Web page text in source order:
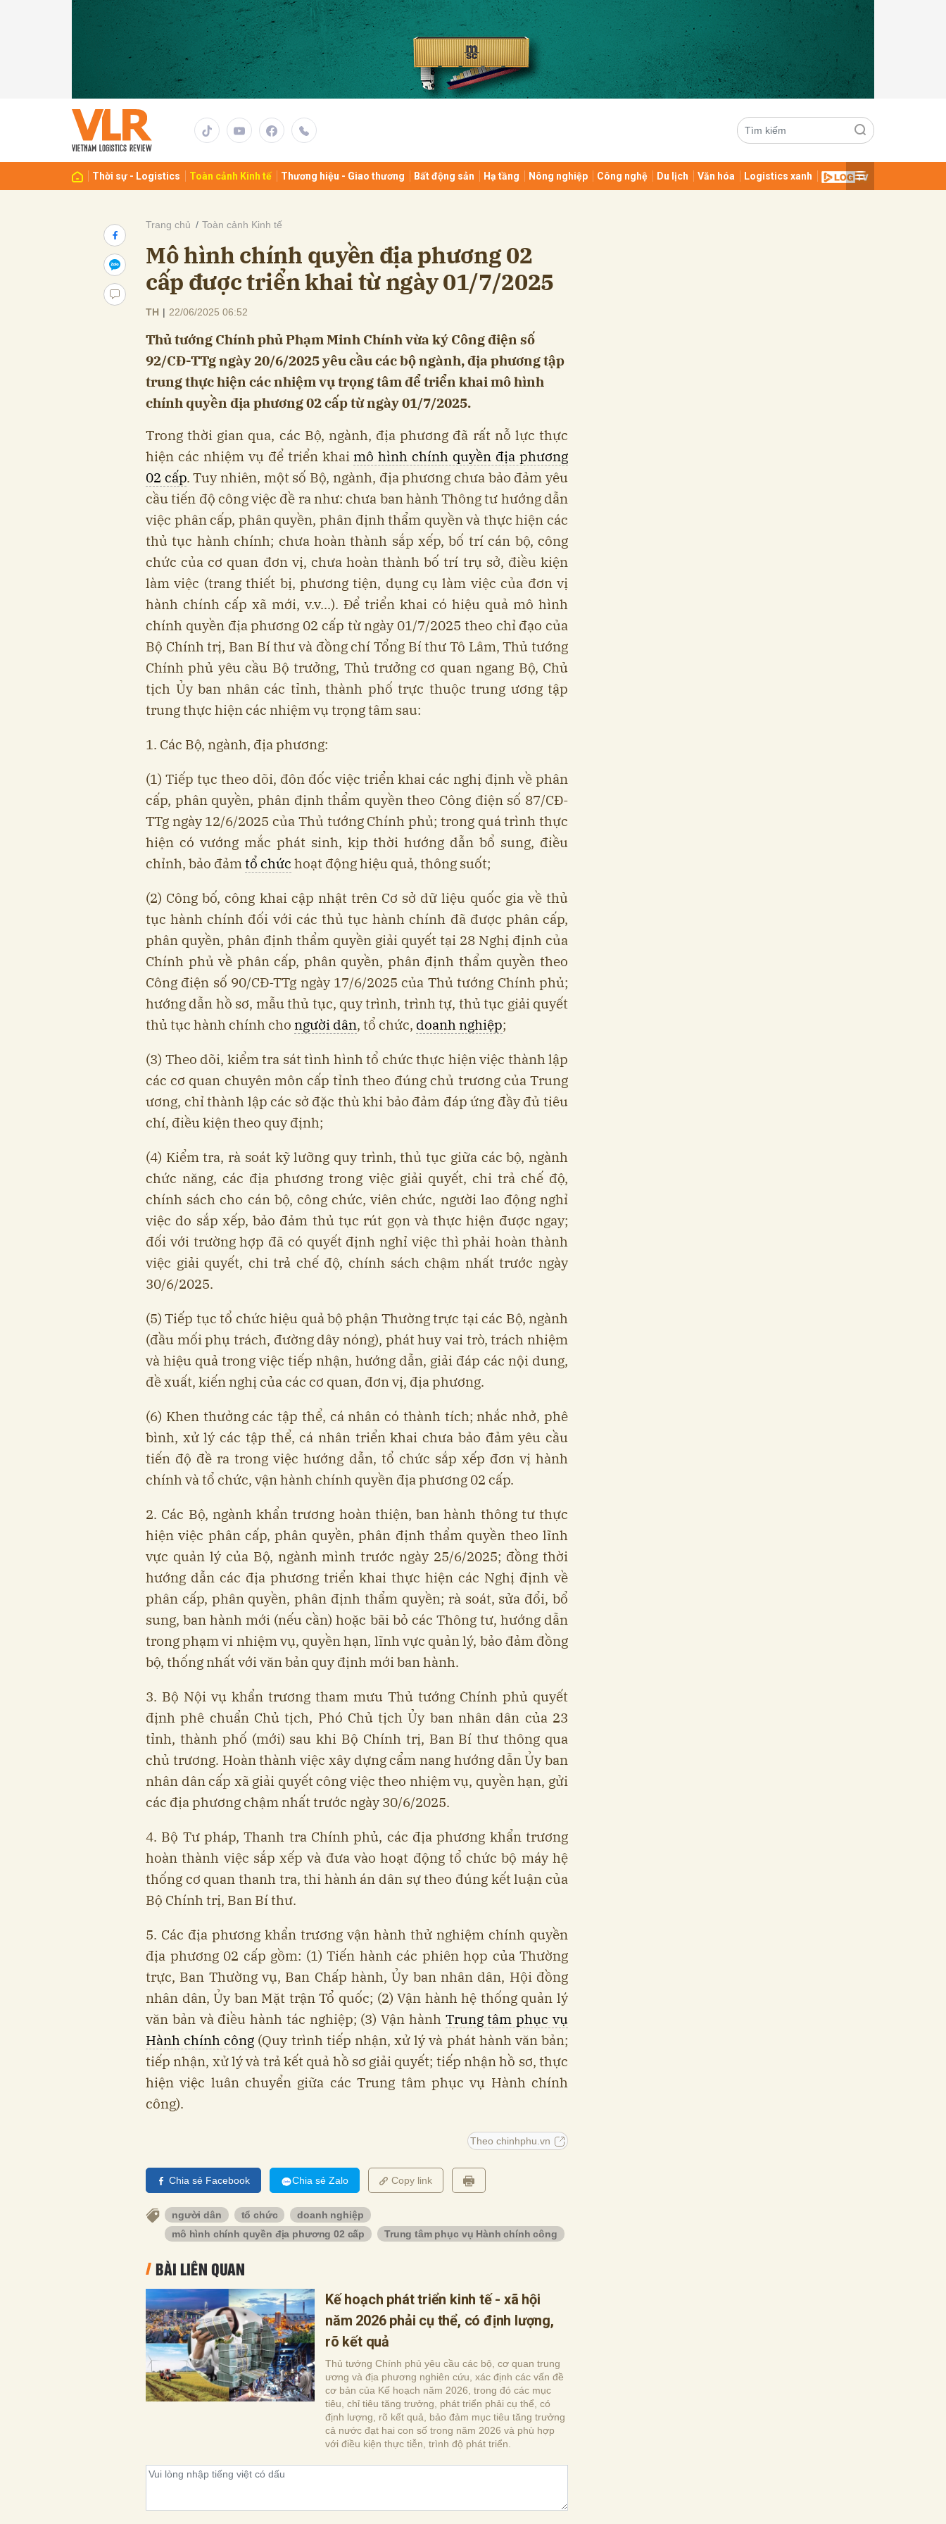
Thời sự - Logistics Toàn cảnh Kinh tế Thương hiệu - Giao thương Bất động sản Hạ tầng Nông nghiệp Công nghệ Du lịch Văn hóa Logistics xanh
Trang chủ Toàn cảnh Kinh tế
Mô hình chính quyền địa phương 02
cấp được triển khai từ ngày 01/7/2025
TH | 22/06/2025 06:52
Thủ tướng Chính phủ Phạm Minh Chính vừa ký Công điện số
92/CĐ-TTg ngày 20/6/2025 yêu cầu các bộ ngành, địa phương tập
trung thực hiện các nhiệm vụ trọng tâm để triển khai mô hình
chính quyền địa phương 02 cấp từ ngày 01/7/2025.
Trong thời gian qua, các Bộ, ngành, địa phương đã rất nỗ lực thực
hiện các nhiệm vụ để triển khai mô hình chính quyền địa phương
02 cấp. Tuy nhiên, một số Bộ, ngành, địa phương chưa bảo đảm yêu
cầu tiến độ công việc đề ra như: chưa ban hành Thông tư hướng dẫn
việc phân cấp, phân quyền, phân định thẩm quyền và thực hiện các
thủ tục hành chính; chưa hoàn thành sắp xếp, bố trí cán bộ, công
chức của cơ quan đơn vị, chưa hoàn thành bố trí trụ sở, điều kiện
làm việc (trang thiết bị, phương tiện, dụng cụ làm việc của đơn vị
hành chính cấp xã mới, v.v...). Để triển khai có hiệu quả mô hình
chính quyền địa phương 02 cấp từ ngày 01/7/2025 theo chỉ đạo của
Bộ Chính trị, Ban Bí thư và đồng chí Tổng Bí thư Tô Lâm, Thủ tướng
Chính phủ yêu cầu Bộ trưởng, Thủ trưởng cơ quan ngang Bộ, Chủ
tịch Ủy ban nhân các tỉnh, thành phố trực thuộc trung ương tập
trung thực hiện các nhiệm vụ trọng tâm sau:
1. Các Bộ, ngành, địa phương:
(1) Tiếp tục theo dõi, đôn đốc việc triển khai các nghị định về phân
cấp, phân quyền, phân định thẩm quyền theo Công điện số 87/CĐ-
TTg ngày 12/6/2025 của Thủ tướng Chính phủ; trong quá trình thực
hiện có vướng mắc phát sinh, kịp thời hướng dẫn bổ sung, điều
chỉnh, bảo đảmtổ chức hoạt động hiệu quả, thông suốt;
(2) Công bố, công khai cập nhật trên Cơ sở dữ liệu quốc gia về thủ
tục hành chính đối với các thủ tục hành chính đã được phân cấp,
phân quyền, phân định thẩm quyền giải quyết tại 28 Nghị định của
Chính phủ về phân cấp, phân quyền, phân định thẩm quyền theo
Công điện số 90/CĐ-TTg ngày 17/6/2025 của Thủ tướng Chính phủ;
hướng dẫn hồ sơ, mẫu thủ tục, quy trình, trình tự, thủ tục giải quyết
thủ tục hành chính cho người dân, tổ chức, doanh nghiệp;
(3) Theo dõi, kiểm tra sát tình hình tổ chức thực hiện việc thành lập
các cơ quan chuyên môn cấp tỉnh theo đúng chủ trương của Trung
ương, chỉ thành lập các sở đặc thù khi bảo đảm đáp ứng đầy đủ tiêu
chí, điều kiện theo quy định;
(4) Kiểm tra, rà soát kỹ lưỡng quy trình, thủ tục giữa các bộ, ngành
chức năng, các địa phương trong việc giải quyết, chi trả chế độ,
chính sách cho cán bộ, công chức, viên chức, người lao động nghỉ
việc do sắp xếp, bảo đảm thủ tục rút gọn và thực hiện được ngay;
đối với trường hợp đã có quyết định nghỉ việc thì phải hoàn thành
việc giải quyết, chi trả chế độ, chính sách chậm nhất trước ngày
30/6/2025.
(5) Tiếp tục tổ chức hiệu quả bộ phận Thường trực tại các Bộ, ngành
(đầu mối phụ trách, đường dây nóng), phát huy vai trò, trách nhiệm
và hiệu quả trong việc tiếp nhận, hướng dẫn, giải đáp các nội dung,
đề xuất, kiến nghị của các cơ quan, đơn vị, địa phương.
(6) Khen thưởng các tập thể, cá nhân có thành tích; nhắc nhở, phê
bình, xử lý các tập thể, cá nhân triển khai chưa bảo đảm yêu cầu
tiến độ đề ra trong việc hướng dẫn, tổ chức sắp xếp đơn vị hành
chính và tổ chức, vận hành chính quyền địa phương 02 cấp.
2. Các Bộ, ngành khẩn trương hoàn thiện, ban hành thông tư thực
hiện việc phân cấp, phân quyền, phân định thẩm quyền theo lĩnh
vực quản lý của Bộ, ngành mình trước ngày 25/6/2025; đồng thời
hướng dẫn các địa phương triển khai thực hiện các Nghị định về
phân cấp, phân quyền, phân định thẩm quyền; rà soát, sửa đổi, bổ
sung, ban hành mới (nếu cần) hoặc bãi bỏ các Thông tư, hướng dẫn
trong phạm vi nhiệm vụ, quyền hạn, lĩnh vực quản lý, bảo đảm đồng
bộ, thống nhất với văn bản quy định mới ban hành.
3. Bộ Nội vụ khẩn trương tham mưu Thủ tướng Chính phủ quyết
định phê chuẩn Chủ tịch, Phó Chủ tịch Ủy ban nhân dân của 23
tỉnh, thành phố (mới) sau khi Bộ Chính trị, Ban Bí thư thông qua
chủ trương. Hoàn thành việc xây dựng cẩm nang hướng dẫn Ủy ban
nhân dân cấp xã giải quyết công việc theo nhiệm vụ, quyền hạn, gửi
các địa phương chậm nhất trước ngày 30/6/2025.
4. Bộ Tư pháp, Thanh tra Chính phủ, các địa phương khẩn trương
hoàn thành việc sắp xếp và đưa vào hoạt động tổ chức bộ máy hệ
thống cơ quan thanh tra, thi hành án dân sự theo đúng kết luận của
Bộ Chính trị, Ban Bí thư.
5. Các địa phương khẩn trương vận hành thử nghiệm chính quyền
địa phương 02 cấp gồm: (1) Tiến hành các phiên họp của Thường
trực, Ban Thường vụ, Ban Chấp hành, Ủy ban nhân dân, Hội đồng
nhân dân, Ủy ban Mặt trận Tổ quốc; (2) Vận hành hệ thống quản lý
văn bản và điều hành tác nghiệp; (3) Vận hành Trung tâm phục vụ
Hành chính công (Quy trình tiếp nhận, xử lý và phát hành văn bản;
tiếp nhận, xử lý và trả kết quả hồ sơ giải quyết; tiếp nhận hồ sơ, thực
hiện việc luân chuyển giữa các Trung tâm phục vụ Hành chính
công).
Theo chinhphu.vn
Chia sẻ Facebook Chia sẻ Zalo Copy link
người dân tổ chức
doanh nghiệp
mô hình chính quyền địa phương 02 cấp
Trung tâm phục vụ Hành chính công
BÀI LIÊN QUAN
Kế hoạch phát triển kinh tế - xã hội
năm 2026 phải cụ thể, có định lượng,
rõ kết quả
Thủ tướng Chính phủ yêu cầu các bộ, cơ quan trung
ương và địa phương nghiên cứu, xác định các vấn đề
cơ bản của Kế hoạch năm 2026, trong đó các mục
tiêu, chỉ tiêu tăng trưởng, phát triển phải cụ thể, có
định lượng, rõ kết quả, bảo đảm mục tiêu tăng trưởng
cả nước đạt hai con số trong năm 2026 và phù hợp
với điều kiện thực tiễn, trình độ phát triển.
Gửi bình luận